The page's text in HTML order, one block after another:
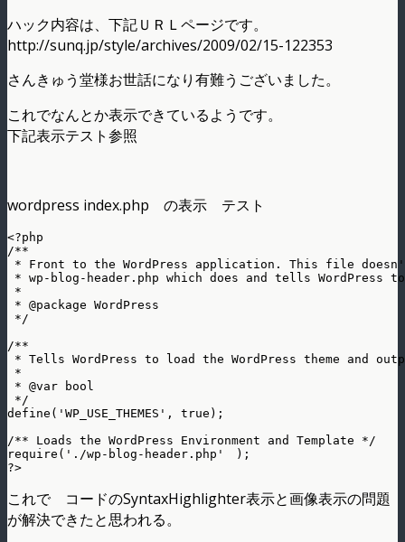
ハック内容は、下記ＵＲＬページです。
http://sunq.jp/style/archives/2009/02/15-122353
さんきゅう堂様お世話になり有難うございました。
これでなんとか表示できているようです。
下記表示テスト参照
wordpress index.php の表示 テスト
<?php
/**
* Front to the WordPress application. This file
* wp-blog-header.php which does and tells WordPress
*
* @package WordPress
*/
/**
* Tells WordPress to load the WordPress theme and
*
* @var bool
*/
define('WP_USE_THEMES', true);
/** Loads the WordPress Environment and Template */
require('./wp-blog-header.php'　);
これで コードのSyntaxHighlighter表示と画像表示の問題
が解決できたと思われる。